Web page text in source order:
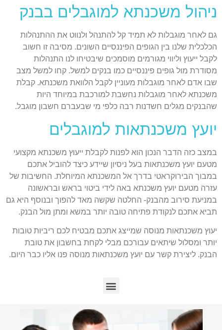
ניהול משכנתא למוגבלים בבנק
גם לאחר מוגבלות לא תמיד קל להתנהל ולנווט את ההתנהלות
הכלכלית שלנו בין הגופים הפיננסיים השונים. מסיבה זו חשוב
לקבל ייעוץ וליווי מגורמים מוסמכים שיבטיחו לנו התנהלות
מסודרת מול גופים פיננסיים כמו בנקים למשל. קחו למשל מצב
שבו אדם לאחר מוגבלות מעוניין לקבל הלוואת משכנתא. קבלת
משכנתא לאחר מוגבלות נחשבת למורכבת במיוחד היות
שהבנקים מגלים חשדנות רבה כלפי מי שבעברם חשבון מוגבל.
יועץ משכנתאות למוגבלים
במצב כזה הדבר הנכון הוא לפנות לקבלת ייעוץ משכנתא מקצועי
מטעם יועץ משכנתאות בעל ניסיון שיידע כיצד להוביל אתכם
במבוך הבירוקראטי בדרך אל המשכנתא המיוחלת. החשיבות של
עזרה מטעם יועץ משכנתא באה לידי ביטוי בראש ובראשונה
במניעת סירוב מהבנק- החלטה שקשה מאד להפוך ובנוסף היא גם
תביא אתכם לנקודת פתיחה טובה יותר במשא ומתן מול הבנק.
יעוץ משכנתאות מנוסה שמייצג אתכם מבטיח לכם ריביות טובות
יותר ומסלול שיתאים עבורכם מבלי לקחת בחשבון את טובת
הבנק. ליצירת קשר עם יועץ משכנתאות מנוסה פנו אליו כבר היום.